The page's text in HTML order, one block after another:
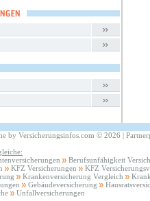
by Versicherungsinfos.com © 2026 |
Berufsunfähigkeit
KFZ Versicherungen
KFZ
Krankenversicherung Vergleich
Gebäudeversicherung
Unfallversicherungen